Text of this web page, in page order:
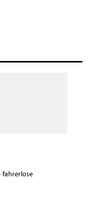
·fahrerlose